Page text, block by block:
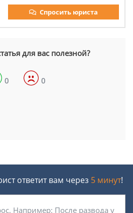
Спросить юриста
для вас полезной?
0 0
ответит вам через 5 минут!